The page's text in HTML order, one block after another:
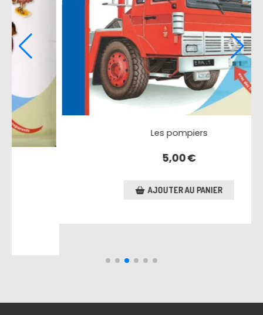
Tous les bébés
4,50
AJOUTER AU PANIER